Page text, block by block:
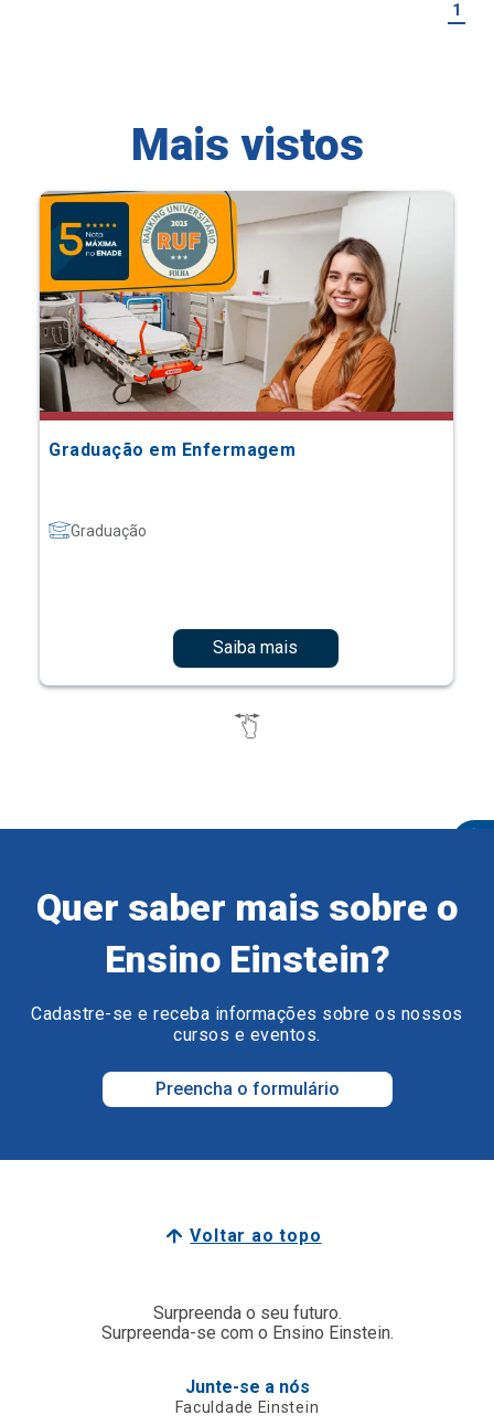
1
Mais vistos
Graduação em Enfermagem
Graduação
Saiba mais
Quer saber mais sobre o
Ensino Einstein?
Cadastre-se e receba informações sobre os nossos
cursos e eventos.
Preencha o formulário
Voltar ao topo
Surpreenda o seu futuro.
Surpreenda-se com o Ensino Einstein.
Junte-se a nós
Faculdade Einstein